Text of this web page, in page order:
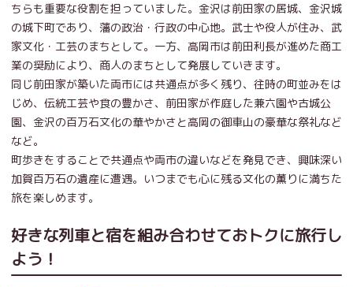
ちらも重要な役割を担っていました。金沢は前田家の居城、金沢城
の城下町であり、藩の政治・行政の中心地。武士や役人が住み、武
家文化・工芸のまちとして。一方、高岡市は前田利長が進めた商工
業の奨励により、商人のまちとして発展していきます。
同じ前田家が築いた両市には共通点が多く残り、往時の町並みをは
じめ、伝統工芸や食の豊かさ、前田家が作庭した兼六園や古城公
園、金沢の百万石文化の華やかさと高岡の御車山の豪華な祭礼など
など。
町歩きをすることで共通点や両市の違いなどを発見でき、興味深い
加賀百万石の遺産に遭遇。いつまでも心に残る文化の薫りに満ちた
旅を楽しめます。
好きな列車と宿を組み合わせておトクに旅行し
よう！